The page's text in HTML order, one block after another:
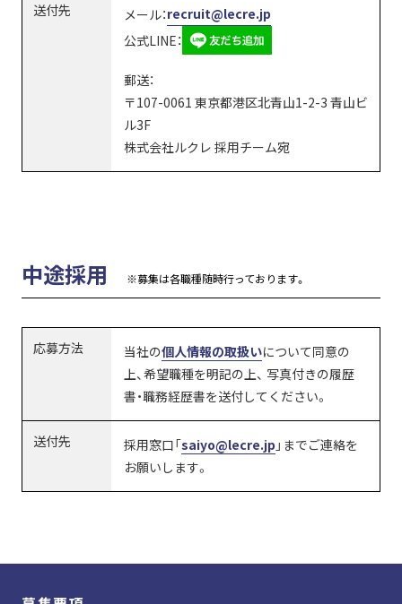
送付先 メール：recruit@lecre.jp
公式LINE：
郵送：
〒107-0061 東京都港区北青山1-2-3 青山ビ
ル3F
株式会社ルクレ 採用チーム宛
中途採用 ※募集は各職種随時行っております。
応募方法 当社の個人情報の取扱いについて同意の
上、希望職種を明記の上、 写真付きの履歴
書・職務経歴書を送付してください。
送付先 採用窓口「saiyo@lecre.jp 」までご連絡を
お願いします。